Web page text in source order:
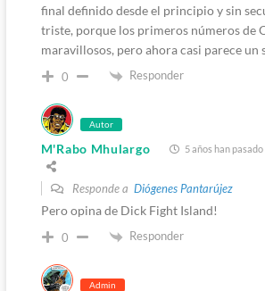
final definido desde el principio y sin
triste, porque los primeros números de
maravillosos, pero ahora casi parece un
0 Responder
Autor
M'Rabo Mhulargo 5 años han
Responde a Diógenes Pantarújez
Pero opina de Dick Fight Island!
0 Responder
Admin